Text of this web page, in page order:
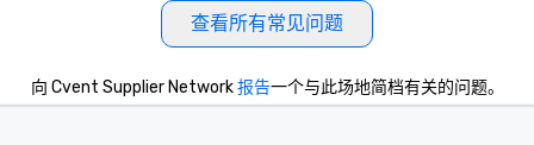
查看所有常见问题
向 Cvent Supplier Network报告一个与此场地简档有关的问题。